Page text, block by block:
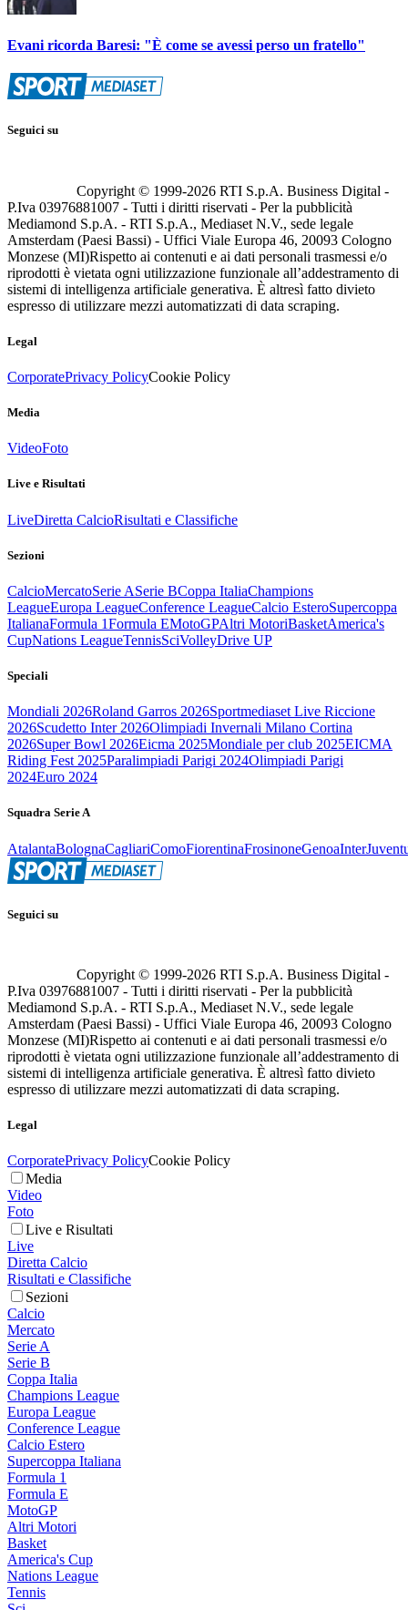
Evani ricorda Baresi: "È come se avessi perso un fratello"
Seguici su
Copyright © 1999-2026 RTI S.p.A. Business Digital -
P.Iva 03976881007 - Tutti i diritti riservati - Per la pubblicità
Mediamond S.p.A. - RTI S.p.A., Mediaset N.V., sede legale
Amsterdam (Paesi Bassi) - Uffici Viale Europa 46, 20093 Cologno
Monzese (MI)Rispetto ai contenuti e ai dati personali trasmessi e/o
riprodotti è vietata ogni utilizzazione funzionale all’addestramento di
sistemi di intelligenza artificiale generativa. È altresì fatto divieto
espresso di utilizzare mezzi automatizzati di data scraping.
Legal
CorporatePrivacy PolicyCookie Policy
Media
VideoFoto
Live e Risultati
LiveDiretta CalcioRisultati e Classifiche
Sezioni
CalcioMercatoSerie ASerie BCoppa ItaliaChampions
LeagueEuropa LeagueConference LeagueCalcio EsteroSupercoppa
ItalianaFormula 1Formula EMotoGPAltri MotoriBasketAmerica's
CupNations LeagueTennisSciVolleyDrive UP
Speciali
Mondiali 2026Roland Garros 2026Sportmediaset Live Riccione
2026Scudetto Inter 2026Olimpiadi Invernali Milano Cortina
2026Super Bowl 2026Eicma 2025Mondiale per club 2025EICMA
Riding Fest 2025Paralimpiadi Parigi 2024Olimpiadi Parigi
2024Euro 2024
Squadra Serie A
AtalantaBolognaCagliariComoFiorentinaFrosinoneGenoaInter
Seguici su
Copyright © 1999-2026 RTI S.p.A. Business Digital -
P.Iva 03976881007 - Tutti i diritti riservati - Per la pubblicità
Mediamond S.p.A. - RTI S.p.A., Mediaset N.V., sede legale
Amsterdam (Paesi Bassi) - Uffici Viale Europa 46, 20093 Cologno
Monzese (MI)Rispetto ai contenuti e ai dati personali trasmessi e/o
riprodotti è vietata ogni utilizzazione funzionale all’addestramento di
sistemi di intelligenza artificiale generativa. È altresì fatto divieto
espresso di utilizzare mezzi automatizzati di data scraping.
Legal
CorporatePrivacy PolicyCookie Policy
Media
Video
Foto
Live e Risultati
Live
Diretta Calcio
Risultati e Classifiche
Sezioni
Calcio
Mercato
Serie A
Serie B
Coppa Italia
Champions League
Europa League
Conference League
Calcio Estero
Supercoppa Italiana
Formula 1
Formula E
MotoGP
Altri Motori
Basket
America's Cup
Nations League
Tennis